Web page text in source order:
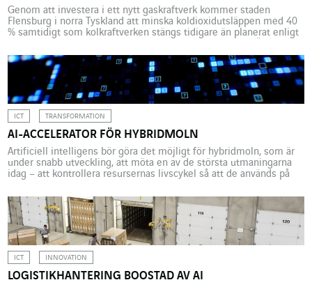
Genom att investera i ett nytt gaskraftverk kommer staden
Flensburg i norra Tyskland att minska koldioxidutsläppen med 40
% samtidigt som kolkraftverken stängs tidigare än planerat enligt
och Danmark, kommer att kunna klara sig helt utan kol för sin
energiproduktion tidigare än vad som planerats i den […]
ICT TRANSFORMATION
AI-ACCELERATOR FÖR HYBRIDMOLN
Artificiell intelligens bör göra det möjligt för hybridmoln, som är
under snabb utveckling, att möta en av de största utmaningarna
idag – att kontrollera resursernas livscykel så att de används på
exceptionell kris har den stora tillväxten av e-handeln och den
massiva […]
ICT INNOVATION
LOGISTIKHANTERING BOOSTAD AV AI